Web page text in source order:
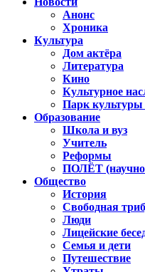
Анонс
Хроника
Культура
Дом актёра
Литература
Кино
Культурное
Парк культуры
Образование
Школа и вуз
Учитель
Реформы
ПОЛЁТ (научно-
Общество
История
Свободная
Люди
Лицейские
Семья и дети
Путешествие